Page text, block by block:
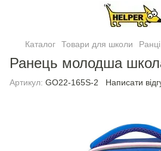
Каталог Товари для школи
Ранець молодша
Артикул: GO22-165S-2 Написати